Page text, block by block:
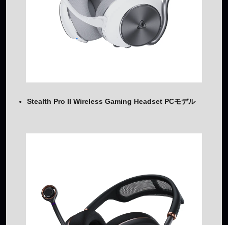
Stealth Pro II Wireless Gaming Headset PCモデル